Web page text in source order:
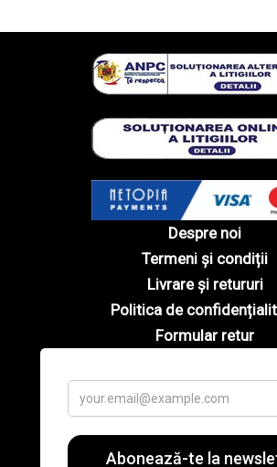
Despre noi
Termeni și condiții
Livrare și retururi
Politica de
Formular retur